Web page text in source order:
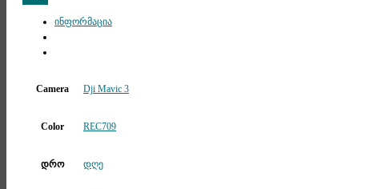
Telegramინფორმაცია
Camera Dji Mavic 3
Color REC709
დრო დღე